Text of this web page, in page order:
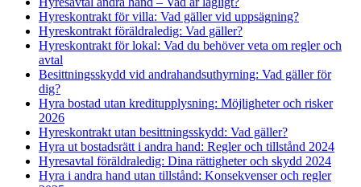
Hyreskontrakt för villa: Vad gäller vid uppsägning?
Hyreskontrakt föräldraledig: Vad gäller?
Hyreskontrakt för lokal: Vad du behöver veta om regler och
avtal
Besittningsskydd vid andrahandsuthyrning: Vad gäller för
dig?
Hyra bostad utan kreditupplysning: Möjligheter och risker
2026
Hyreskontrakt utan besittningsskydd: Vad gäller?
Hyra ut bostadsrätt i andra hand: Regler och tillstånd 2024
Hyresavtal föräldraledig: Dina rättigheter och skydd 2024
Hyra i andra hand utan tillstånd: Konsekvenser och regler